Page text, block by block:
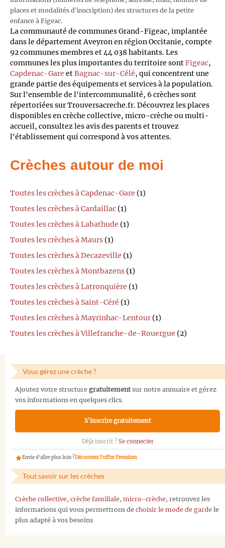
places et modalités d'inscription) des structures de la petite
enfance à Figeac.
La communauté de communes Grand-Figeac, implantée
dans le département Aveyron en région Occitanie, compte
92 communes membres et 44 038 habitants. Les
communes les plus importantes du territoire sontFigeac,
Capdenac-Gare etBagnac-sur-Célé, qui concentrent une
grande partie des équipements et services à la population.
Sur l'ensemble de l'intercommunalité, 6 crèches sont
répertoriées sur Trouversacreche.fr. Découvrez les places
disponibles en crèche collective, micro-crèche ou multi-
accueil, consultez les avis des parents et trouvez
l'établissement qui correspond à vos attentes.
Crèches autour de moi
Toutes les crèches à Capdenac-Gare (1)
Toutes les crèches à Cardaillac (1)
Toutes les crèches à Labathude (1)
Toutes les crèches à Maurs (1)
Toutes les crèches à Decazeville (1)
Toutes les crèches à Montbazens (1)
Toutes les crèches à Latronquière (1)
Toutes les crèches à Saint-Céré (1)
Toutes les crèches à Mayrinhac-Lentour (1)
Toutes les crèches à Villefranche-de-Rouergue (2)
Vous gérez une crèche ?
Ajoutez votre structure gratuitementsur notre annuaire et gérez
vos informations en quelques clics.
S'inscrire gratuitement
Déjà inscrit ? Se connecter
Envie d'aller plus loin ?Découvrez l'offre Premium
Tout savoir sur les crèches
Crèche collective, crèche familiale, micro-crèche, retrouvez les
informations qui vous permettrons de choisir le mode de garde le
plus adapté à vos besoins